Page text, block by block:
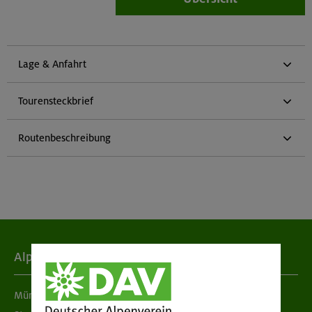
Lage & Anfahrt
Tourensteckbrief
Routenbeschreibung
Alpenverein
München & Oberland